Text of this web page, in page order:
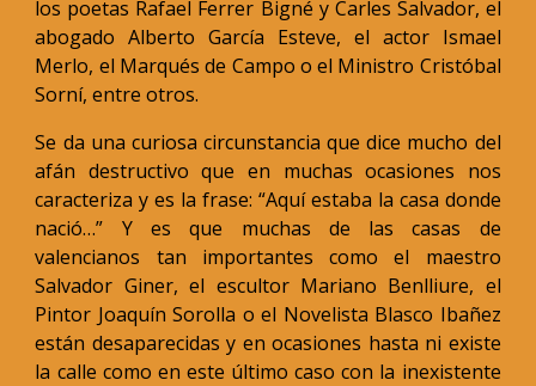
los poetas Rafael Ferrer Bigné y Carles Salvador, el
abogado Alberto García Esteve, el actor Ismael
Merlo, el Marqués de Campo o el Ministro Cristóbal
Sorní, entre otros.
Se da una curiosa circunstancia que dice mucho del
afán destructivo que en muchas ocasiones nos
caracteriza y es la frase: “Aquí estaba la casa donde
nació…” Y es que muchas de las casas de
valencianos tan importantes como el maestro
Salvador Giner, el escultor Mariano Benlliure, el
Pintor Joaquín Sorolla o el Novelista Blasco Ibañez
están desaparecidas y en ocasiones hasta ni existe
la calle como en este último caso con la inexistente